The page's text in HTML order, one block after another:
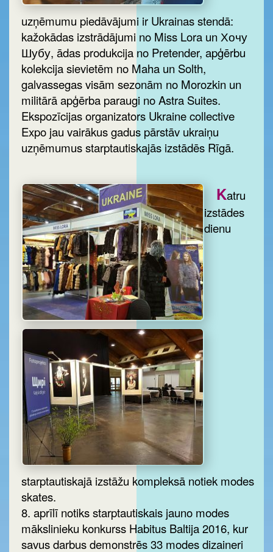
uzņēmumu piedāvājumi ir Ukrainas stendā:
kažokādas izstrādājumi no Miss Lora un Хочу
Шубу, ādas produkcija no Pretender, apģērbu
kolekcija sievietēm no Maha un Solth,
galvassegas visām sezonām no Morozkin un
militārā apģērba paraugi no Astra Suites.
Ekspozīcijas organizators Ukraine collective
Expo jau vairākus gadus pārstāv ukraiņu
uzņēmumus starptautiskajās izstādēs Rīgā.
Katru
izstādes
dienu
starptautiskajā izstāžu kompleksā notiek modes
skates.
8. aprīlī notiks starptautiskais jauno modes
mākslinieku konkurss Habitus Baltija 2016, kur
savus darbus demonstrēs 33 modes dizaineri